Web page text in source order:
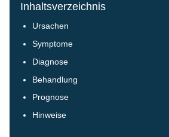
Inhaltsverzeichnis
Ursachen
Symptome
Diagnose
Behandlung
Prognose
Hinweise